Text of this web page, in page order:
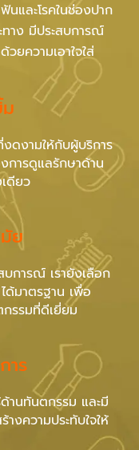
และโรคในช่องปาก
าง มีประสบการณ์
ยความเอาใจใส่
งดงามให้กับผู้บริการ
ารดูแลรักษาด้าน
ดียว
ย
การณ์ เรายังเลือก
มาตรฐาน เพื่อ
รรมที่ดีเยี่ยม
าร
านทันตกรรม และมี
งความประทับใจให้